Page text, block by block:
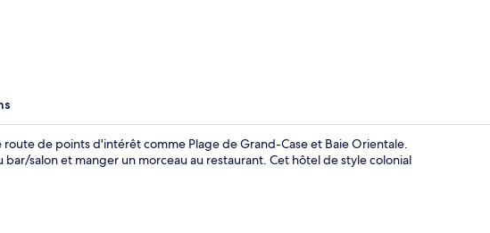
route de points d'intérêt comme Plage de Grand-Case et Baie Orientale.
salon et manger un morceau au restaurant. Cet hôtel de style colonial